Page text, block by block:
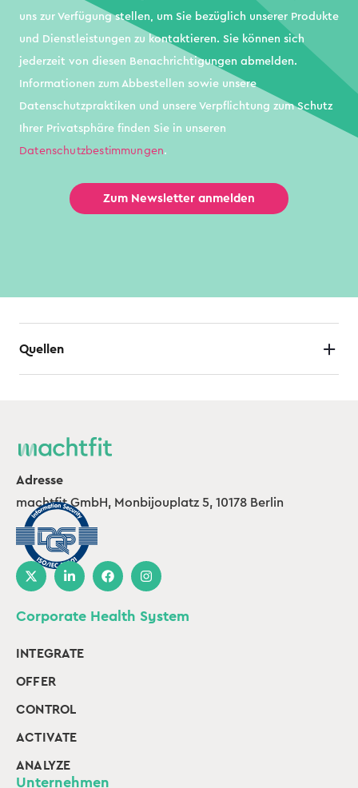
uns zur Verfügung stellen, um Sie bezüglich unserer Produkte
und Dienstleistungen zu kontaktieren. Sie können sich
jederzeit von diesen Benachrichtigungen abmelden.
Informationen zum Abbestellen sowie unsere
Datenschutzpraktiken und unsere Verpflichtung zum Schutz
Ihrer Privatsphäre finden Sie in unseren
Datenschutzbestimmungen.
Quellen
Adresse
machtfit GmbH, Monbijouplatz 5, 10178 Berlin
Corporate Health System
INTEGRATE
OFFER
CONTROL
ACTIVATE
ANALYZE
Unternehmen